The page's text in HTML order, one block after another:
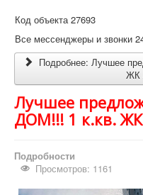
Код объекта 27693
Все мессенджеры и звонки
Подробнее: Лучшее
ЖК
Лучшее
ДОМ!!! 1 к.кв.
Подробности
Просмотров: 1161